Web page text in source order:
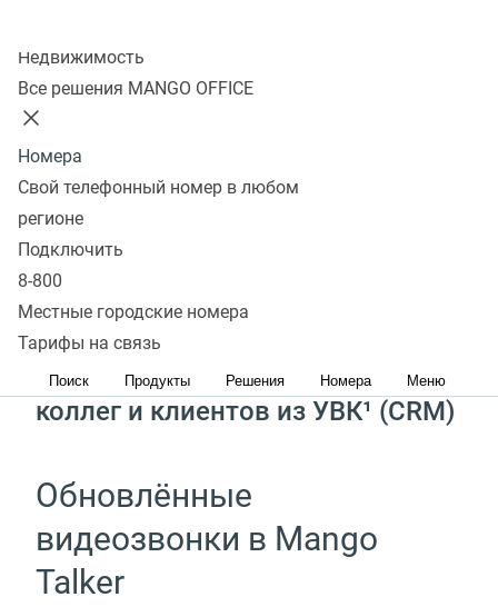
Недвижимость
Все решения MANGO OFFICE
Номера
Свой телефонный номер в любом
регионе
Подключить
8-800
Местные городские номера
Тарифы на связь
Поиск Продукты Решения Номера Меню
Звонки от ваших клиентов
в удобном приложении
Чаты, звонки
и видеоконференции
с коллегами в одном месте
Автозагрузка всех контактов
коллег и клиентов из УВК¹ (CRM)
Обновлённые
видеозвонки в Mango
Talker